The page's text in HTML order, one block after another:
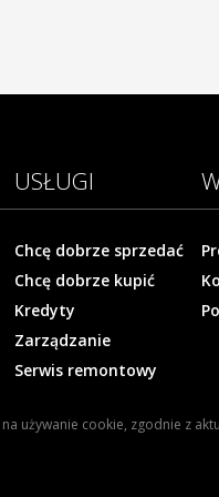
USŁUGI
Chcę dobrze sprzedać
Chcę dobrze kupić
Kredyty
Zarządzanie
Serwis remontowy
używanie cookie, zgodnie z